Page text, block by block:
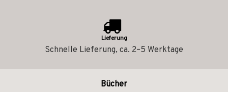
Lieferung
Schnelle Lieferung, ca. 2–5 Werktage
Bücher